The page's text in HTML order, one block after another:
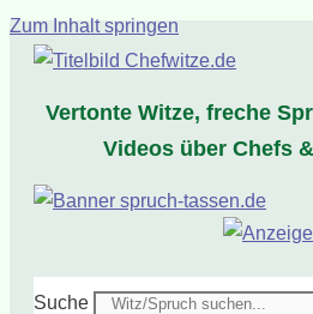
Zum Inhalt springen
Vertonte Witze, freche
Videos über Chefs
Suche